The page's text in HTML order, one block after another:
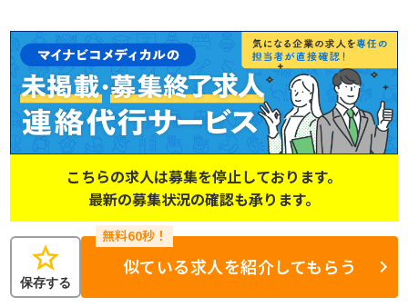
こちらの求人は募集を停止しております。
最新の募集状況の確認も承ります。
star
保存する
似ている求人を紹介してもらう